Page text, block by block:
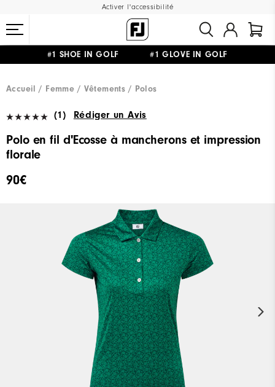
Activer l'accessibilité
#1 SHOE IN GOLF #1 GLOVE IN GOLF
Accueil
Femme Vêtements Polos
(1) Rédiger un Avis
Polo en fil d'Ecosse à mancherons et impression
florale
90€